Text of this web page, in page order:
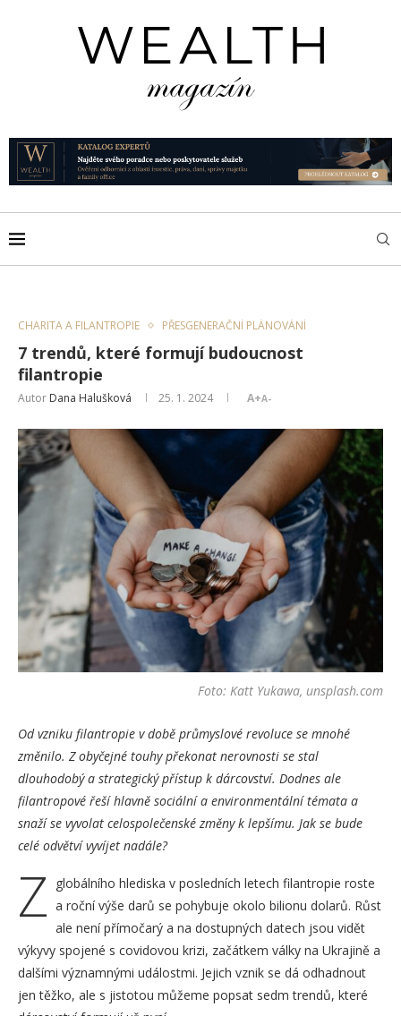
CHARITA A FILANTROPIE PŘESGENERAČNÍ PLÁNOVÁNÍ
​​7 trendů, které formují budoucnost
filantropie
Autor Dana Halušková 25. 1. 2024 A+A-
Foto: Katt Yukawa, unsplash.com
Od vzniku filantropie v době průmyslové revoluce se mnohé
změnilo. Z obyčejné touhy překonat nerovnosti se stal
dlouhodobý a strategický přístup k dárcovství. Dodnes ale
filantropové řeší hlavně sociální a environmentální témata a
snaží se vyvolat celospolečenské změny k lepšímu. Jak se bude
celé odvětví vyvíjet nadále?
Z globálního hlediska v posledních letech filantropie roste
a roční výše darů se pohybuje okolo bilionu dolarů. Růst
ale není přímočarý a na dostupných datech jsou vidět
výkyvy spojené s covidovou krizi, začátkem války na Ukrajině a
dalšími významnými událostmi. Jejich vznik se dá odhadnout
jen těžko, ale s jistotou můžeme popsat sedm trendů, které